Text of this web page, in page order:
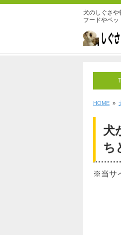
犬のしぐさや
フードやペッ
HOME »
犬
ち
※当サ